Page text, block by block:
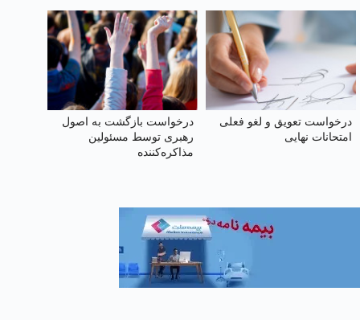
درخواست تعویق و لغو فعلی
امتحانات نهایی
درخواست بازگشت به اصول
رهبری توسط مسئولین
مذاکره‌کننده